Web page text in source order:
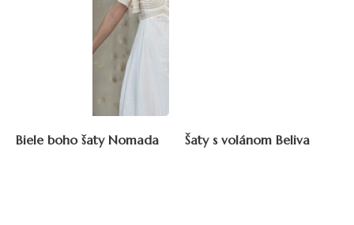
Biele boho šaty Nomada Šaty s volánom Beliva